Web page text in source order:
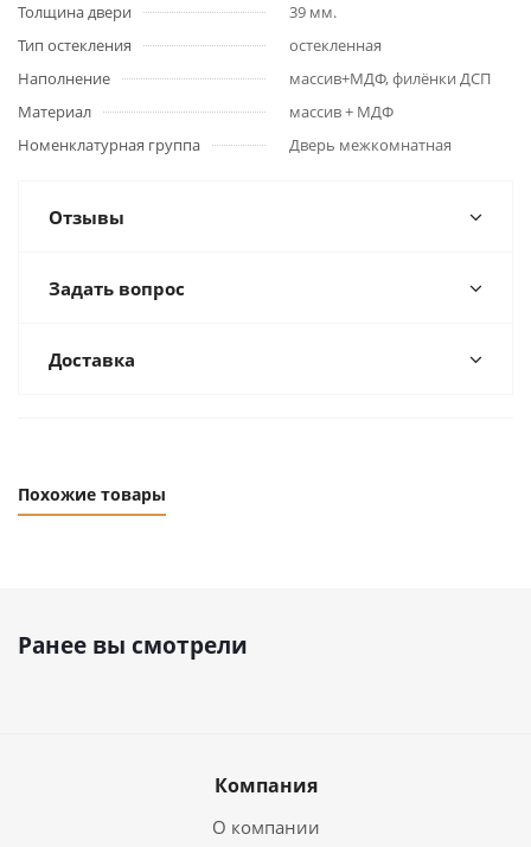
Толщина двери
39 мм.
Тип остекления
остекленная
Наполнение
массив+МДФ, филёнки ДСП
Материал
массив + МДФ
Номенклатурная группа
Дверь межкомнатная
Отзывы
Задать вопрос
Доставка
Похожие товары
Ранее вы смотрели
Компания
О компании